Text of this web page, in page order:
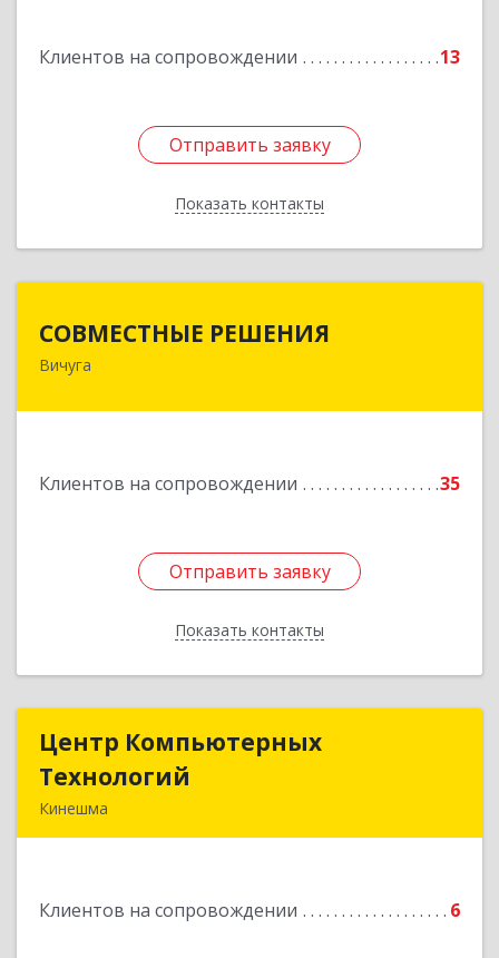
Клиентов на сопровождении 13
Отправить заявку
Показать контакты
Отправить заявку
Назад
СОВМЕСТНЫЕ РЕШЕНИЯ
Вичуга
Клиентов на сопровождении 35
Отправить заявку
Показать контакты
155331, Ивановская обл, Вичугский р-н, Вичуга
Отправить заявку
Назад
Центр Компьютерных
Технологий
Кинешма
Клиентов на сопровождении 6
Центр Компьютерных
Подробнее